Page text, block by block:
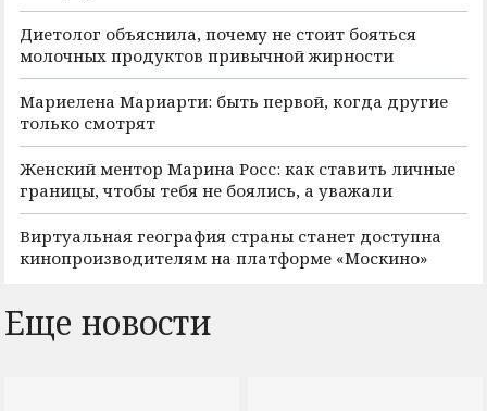
Диетолог объяснила, почему не стоит бояться
молочных продуктов привычной жирности
Мариелена Мариарти: быть первой, когда другие
только смотрят
Женский ментор Марина Росс: как ставить личные
границы, чтобы тебя не боялись, а уважали
Виртуальная география страны станет доступна
кинопроизводителям на платформе «Москино»
Еще новости